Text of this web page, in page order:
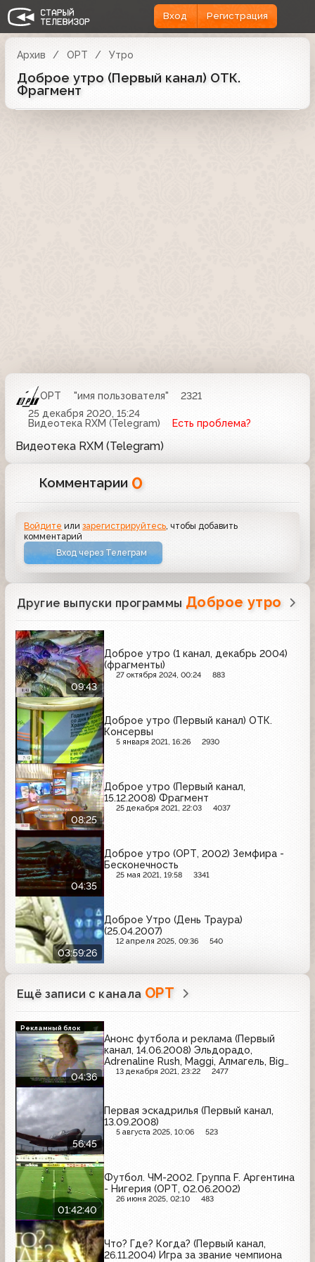
Вход Регистрация
Архив ОРТ Утро
Доброе утро (Первый канал) ОТК.
Фрагмент
ОРТ "имя пользователя"
2321
25 декабря 2020, 15:24
Видеотека RXM (Telegram)
Есть проблема?
Видеотека RXM (Telegram)
Комментарии 0
Войдите илизарегистрируйтесь , чтобы добавить
комментарий
Вход через Телеграм
Другие выпуски программы Доброе утро
09:43
Доброе утро (1 канал, декабрь 2004)
(фрагменты)
27 октября 2024, 00:24 883
Доброе утро (Первый канал) ОТК.
Консервы
5 января 2021, 16:26 2930
08:25
Доброе утро (Первый канал,
15.12.2008) Фрагмент
25 декабря 2021, 22:03 4037
04:35
Доброе утро (ОРТ, 2002) Земфира -
Бесконечность
25 мая 2021, 19:58 3341
03:59:26
Доброе Утро (День Траура)
(25.04.2007)
12 апреля 2025, 09:36 540
Ещё записи с канала ОРТ
04:36
Анонс футбола и реклама (Первый
канал, 14.06.2008) Эльдорадо,
Adrenaline Rush, Maggi, Алмагель, Big
Bon, Раптор, Пемолюкс, Детский мир,
13 декабря 2021, 23:22 2477
Рекламный блок
56:45
Первая эскадрилья (Первый канал,
13.09.2008)
5 августа 2025, 10:06 523
01:42:40
Футбол. ЧМ-2002. Группа F. Аргентина
- Нигерия (ОРТ, 02.06.2002)
26 июня 2025, 02:10 483
Что? Где? Когда? (Первый канал,
26.11.2004) Игра за звание чемпиона